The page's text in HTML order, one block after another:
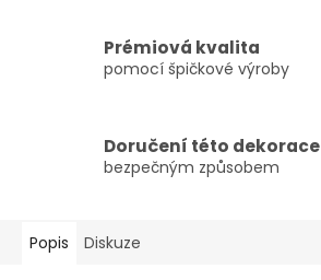
Prémiová kvalita
pomocí špičkové výroby
Doručení této dekorace
bezpečným způsobem
Popis Diskuze